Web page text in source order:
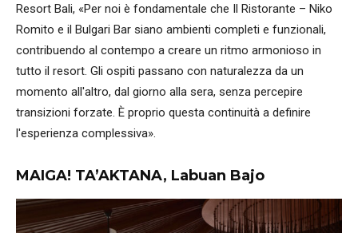
Resort Bali, «Per noi è fondamentale che Il Ristorante – Niko
Romito e il Bulgari Bar siano ambienti completi e funzionali,
contribuendo al contempo a creare un ritmo armonioso in
tutto il resort. Gli ospiti passano con naturalezza da un
momento all'altro, dal giorno alla sera, senza percepire
transizioni forzate. È proprio questa continuità a definire
l'esperienza complessiva».
MAIGA! TA’AKTANA, Labuan Bajo